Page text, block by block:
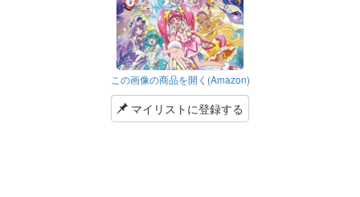
この画像の商品を開く(Amazon)
マイリストに登録する